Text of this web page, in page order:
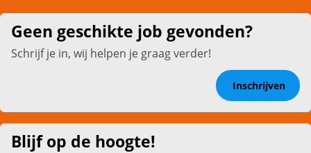
Geen geschikte job gevonden?
Schrijf je in, wij helpen je graag verder!
Inschrijven
Blijf op de hoogte!